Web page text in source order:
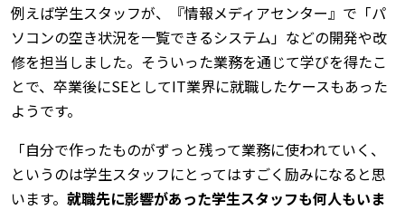
例えば学生スタッフが、『情報メディアセンター』で「パ
ソコンの空き状況を一覧できるシステム」などの開発や改
修を担当しました。そういった業務を通じて学びを得たこ
とで、卒業後にSEとしてIT業界に就職したケースもあった
ようです。
「自分で作ったものがずっと残って業務に使われていく、
というのは学生スタッフにとってはすごく励みになると思
います。 就職先に影響があった学生スタッフも何人もいま